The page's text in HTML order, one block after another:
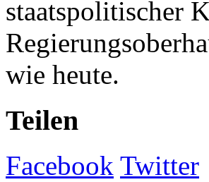
staatspolitischer
wie heute.
Teilen
Facebook Twitter